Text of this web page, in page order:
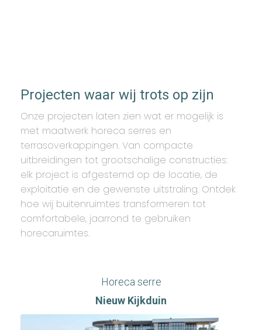
Projecten waar wij trots op zijn
Onze projecten laten zien wat er mogelijk is
met maatwerk horeca serres en
terrasoverkappingen. Van compacte
uitbreidingen tot grootschalige constructies:
elk project is afgestemd op de locatie, de
exploitatie en de gewenste uitstraling. Ontdek
hoe wij buitenruimtes transformeren tot
comfortabele, jaarrond te gebruiken
horecaruimtes.
Horeca serre
Nieuw Kijkduin